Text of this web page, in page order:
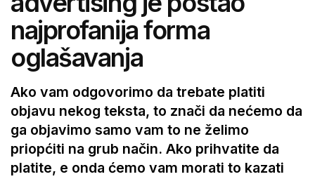
najprofanija forma
oglašavanja
Ako vam odgovorimo da trebate platiti
objavu nekog teksta, to znači da nećemo da
ga objavimo samo vam to ne želimo
priopćiti na grub način. Ako prihvatite da
platite, e onda ćemo vam morati to kazati